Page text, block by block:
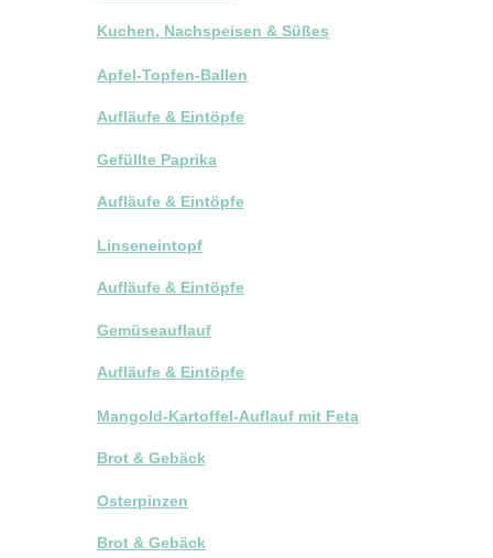
Kuchen, Nachspeisen & Süßes
Apfel-Topfen-Ballen
Aufläufe & Eintöpfe
Gefüllte Paprika
Aufläufe & Eintöpfe
Linseneintopf
Aufläufe & Eintöpfe
Gemüseauflauf
Aufläufe & Eintöpfe
Mangold-Kartoffel-Auflauf mit Feta
Brot & Gebäck
Osterpinzen
Brot & Gebäck